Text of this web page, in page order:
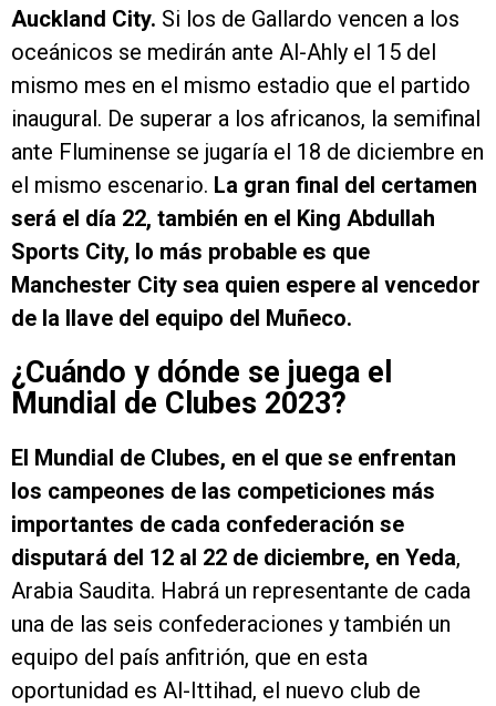
Auckland City. Si los de Gallardo vencen a los
oceánicos se medirán ante Al-Ahly el 15 del
mismo mes en el mismo estadio que el partido
inaugural. De superar a los africanos, la semifinal
ante Fluminense se jugaría el 18 de diciembre en
el mismo escenario. La gran final del certamen
será el día 22, también en el King Abdullah
Sports City, lo más probable es que
Manchester City sea quien espere al vencedor
de la llave del equipo del Muñeco.
¿Cuándo y dónde se juega el
Mundial de Clubes 2023?
El Mundial de Clubes, en el que se enfrentan
los campeones de las competiciones más
importantes de cada confederación se
disputará del 12 al 22 de diciembre, en Yeda,
Arabia Saudita. Habrá un representante de cada
una de las seis confederaciones y también un
equipo del país anfitrión, que en esta
oportunidad es Al-Ittihad, el nuevo club de